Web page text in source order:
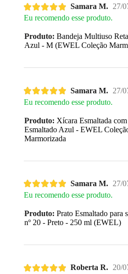
Samara M. 27/
Eu recomendo esse produto.
Produto: Bandeja Multiuso
Azul - M (EWEL Coleção
Samara M. 27/
Eu recomendo esse produto.
Produto: Xícara Esmaltada
Esmaltado Azul - EWEL
Marmorizada
Samara M. 27/
Eu recomendo esse produto.
Produto: Prato Esmaltado para
nº 20 - Preto - 250 ml (EWEL)
Roberta R. 20/